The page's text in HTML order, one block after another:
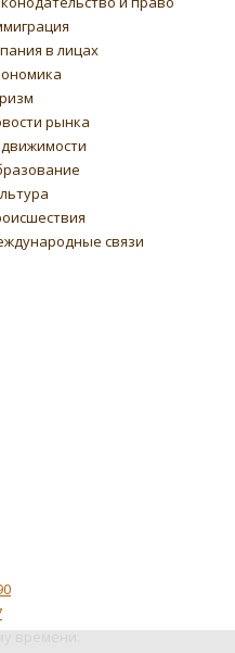
в лицах
рынка
связи
времени.